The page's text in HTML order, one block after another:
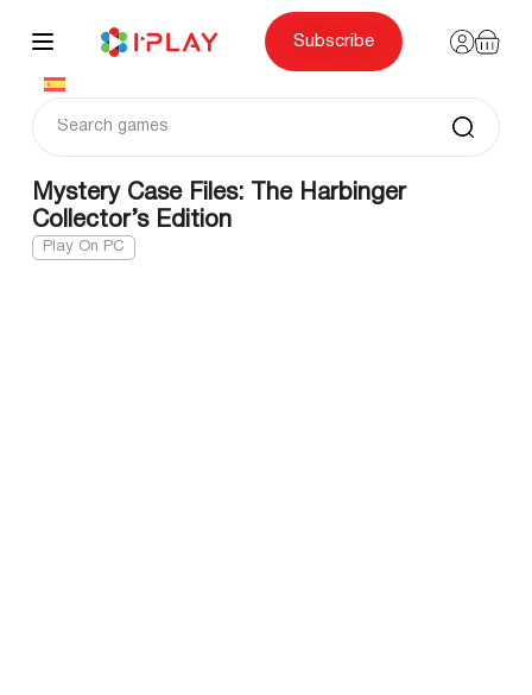
content
Subscribe
Mystery Case Files: The Harbinger
Collector’s Edition
Play On PC